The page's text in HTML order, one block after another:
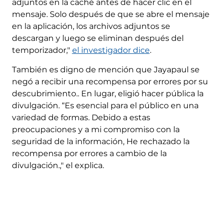
adjuntos en la caché antes de hacer clic en el
mensaje. Solo después de que se abre el mensaje
en la aplicación, los archivos adjuntos se
descargan y luego se eliminan después del
temporizador," el investigador dice.
También es digno de mención que Jayapaul se
negó a recibir una recompensa por errores por su
descubrimiento.. En lugar, eligió hacer pública la
divulgación. “Es esencial para el público en una
variedad de formas. Debido a estas
preocupaciones y a mi compromiso con la
seguridad de la información, He rechazado la
recompensa por errores a cambio de la
divulgación.," el explica.